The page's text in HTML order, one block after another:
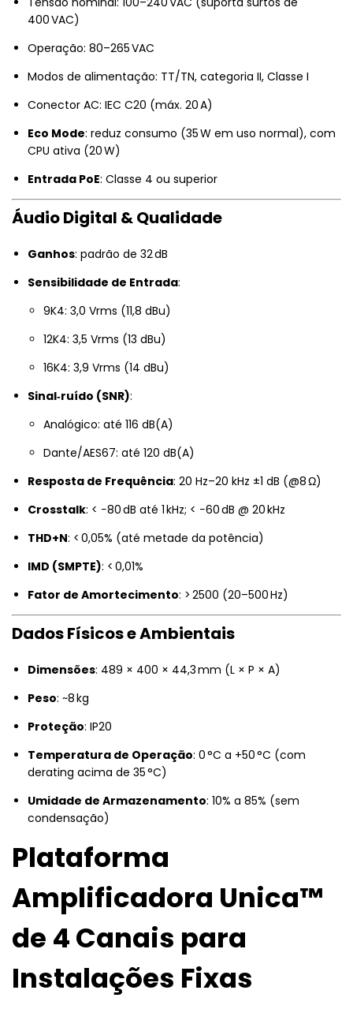
400 VAC)
Operação: 80–265 VAC
Modos de alimentação: TT/TN, categoria II, Classe I
Conector AC: IEC C20 (máx. 20 A)
Eco Mode: reduz consumo (35 W em uso normal), com
CPU ativa (20 W)
Entrada PoE: Classe 4 ou superior
Áudio Digital & Qualidade
Ganhos: padrão de 32 dB
Sensibilidade de Entrada:
9K4: 3,0 Vrms (11,8 dBu)
12K4: 3,5 Vrms (13 dBu)
16K4: 3,9 Vrms (14 dBu)
Sinal‑ruído (SNR):
Analógico: até 116 dB(A)
Dante/AES67: até 120 dB(A)
Resposta de Frequência: 20 Hz–20 kHz ±1 dB (@8 Ω)
Crosstalk: < −80 dB até 1 kHz; < −60 dB @ 20 kHz
THD+N: < 0,05% (até metade da potência)
IMD (SMPTE): < 0,01%
Fator de Amortecimento: > 2500 (20–500 Hz)
Dados Físicos e Ambientais
Dimensões: 489 × 400 × 44,3 mm (L × P × A)
Peso: ~8 kg
Proteção: IP20
Temperatura de Operação: 0 °C a +50 °C (com
derating acima de 35 °C)
Umidade de Armazenamento: 10% a 85% (sem
condensação)
Plataforma
Amplificadora Unica™
de 4 Canais para
Instalações Fixas